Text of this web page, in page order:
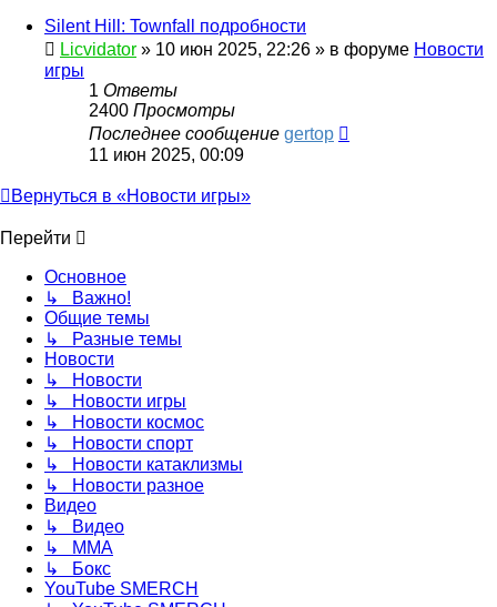
Silent Hill: Townfall подробности
Licvidator » 10 июн 2025, 22:26 » в форуме Новости
игры
1 Ответы
2400 Просмотры
Последнее сообщение gertop
11 июн 2025, 00:09
Вернуться в «Новости игры»
Перейти
Основное
↳ Важно!
Общие темы
↳ Разные темы
Новости
↳ Новости
↳ Новости игры
↳ Новости космос
↳ Новости спорт
↳ Новости катаклизмы
↳ Новости разное
Видео
↳ Видео
↳ ММА
↳ Бокс
YouTube SMERCH